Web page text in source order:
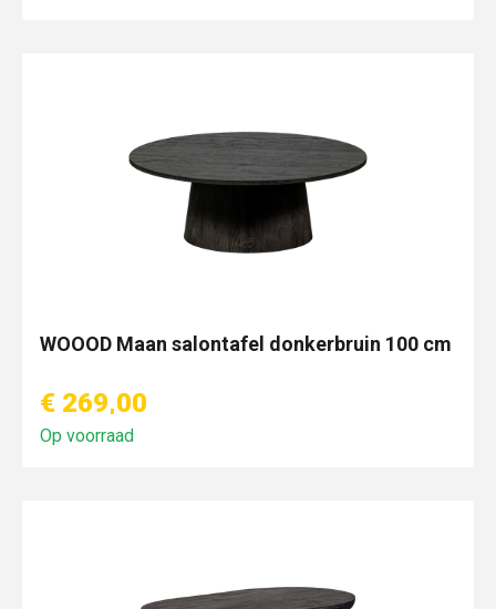
WOOOD Maan salontafel donkerbruin 100 cm
€ 269,00
Op voorraad